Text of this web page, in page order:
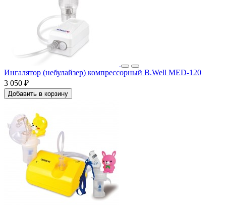
Ингалятор (небулайзер) компрессорный B.Well MED-120
3 050 ₽
Добавить в корзину